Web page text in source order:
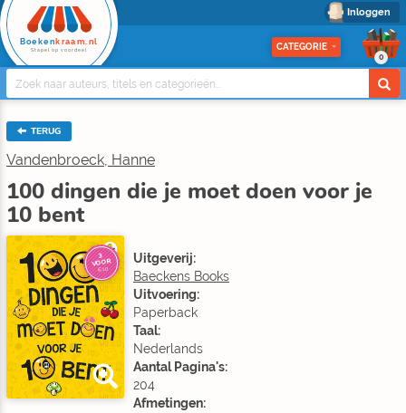
Inloggen
Boeken kraam.nl
Stapel op voordeel CATEGORIE
0
TERUG
Vandenbroeck, Hanne
100 dingen die je moet doen voor je
10 bent
3
VOOR
€10
Uitgeverij:
Baeckens Books
Uitvoering:
Paperback
Taal:
Nederlands
Aantal Pagina's:
204
Afmetingen: